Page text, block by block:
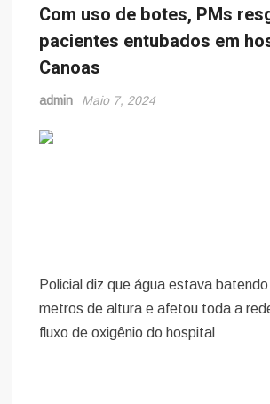
Com uso de botes, PMs
pacientes entubados em
Canoas
admin Maio 7, 2024
Policial diz que água estava
metros de altura e afetou toda a
fluxo de oxigênio do hospital